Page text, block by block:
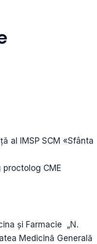
al IMSP SCM «Sfânta
CME
și Farmacie „N.
Medicină Generală